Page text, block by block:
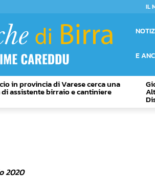
IL
E
in provincia di Varese cerca una
assistente birraio e cantiniere
2020